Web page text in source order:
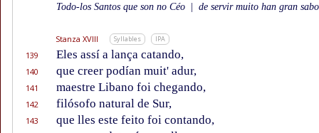
Todo-los Santos que son no Céo de servir muito han gran
Stanza XVIII Syllables IPA
139 Eles assí a lança catando,
140 que creer podían muit' adur,
141 maestre Libano foi chegando,
142 filósofo natural de Sur,
143 que lles este feito foi contando,